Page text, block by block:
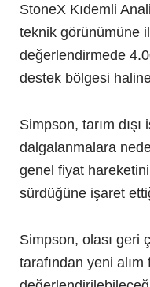
StoneX Kıdemli
teknik görünümüne
değerlendirmede
destek bölgesi
Simpson, tarım
dalgalanmalara
genel fiyat
sürdüğüne işaret
Simpson, olası geri
tarafından yeni alım